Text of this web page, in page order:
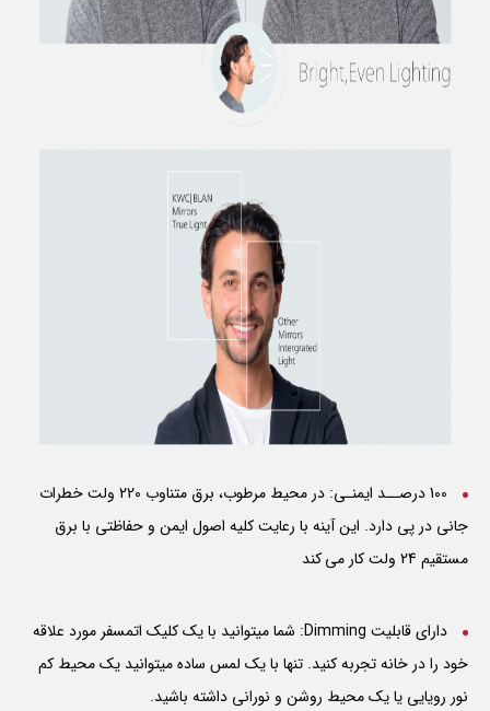
100 درصــد ایمنـی: در محیط مرطوب، برق متناوب 220 ولت خطرات
جانی در پی دارد. این آینه با رعایت کلیه اصول ایمن و حفاظتی با برق
مستقیم 24 ولت کار می کند
دارای قابلیت Dimming: شما میتوانید با یک کلیک اتمسفر مورد علاقه
خود را در خانه تجربه کنید. تنها با یک لمس ساده میتوانید یک محیط کم
نور رویایی یا یک محیط روشن و نورانی داشته باشید.